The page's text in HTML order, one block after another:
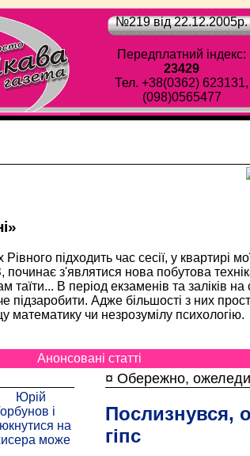
№219 від 22.12.2005p.
Передплатний індекс:
23429
Тел. +38(0362) 623131,
(098)0565477
підходить час сесії, у квартирі
з'являтися нова побутова
таїти... В період екзаменів та заліків на
Адже більшості з них
математику чи незрозумілу психологію.
Анонсовані статті
¤ Обережно,
Послизнувся,
гіпс